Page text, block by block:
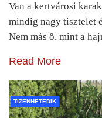
Van a kertvárosi
mindig nagy tisztelet
Nem más ő, mint a
Read More
TIZENHETEDIK